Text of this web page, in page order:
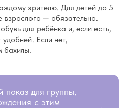
зрителю. Для детей до 5
взрослого — обязательно.
для ребёнка и, если есть,
удобней. Если нет,
бахилы.
показ для группы,
с этим